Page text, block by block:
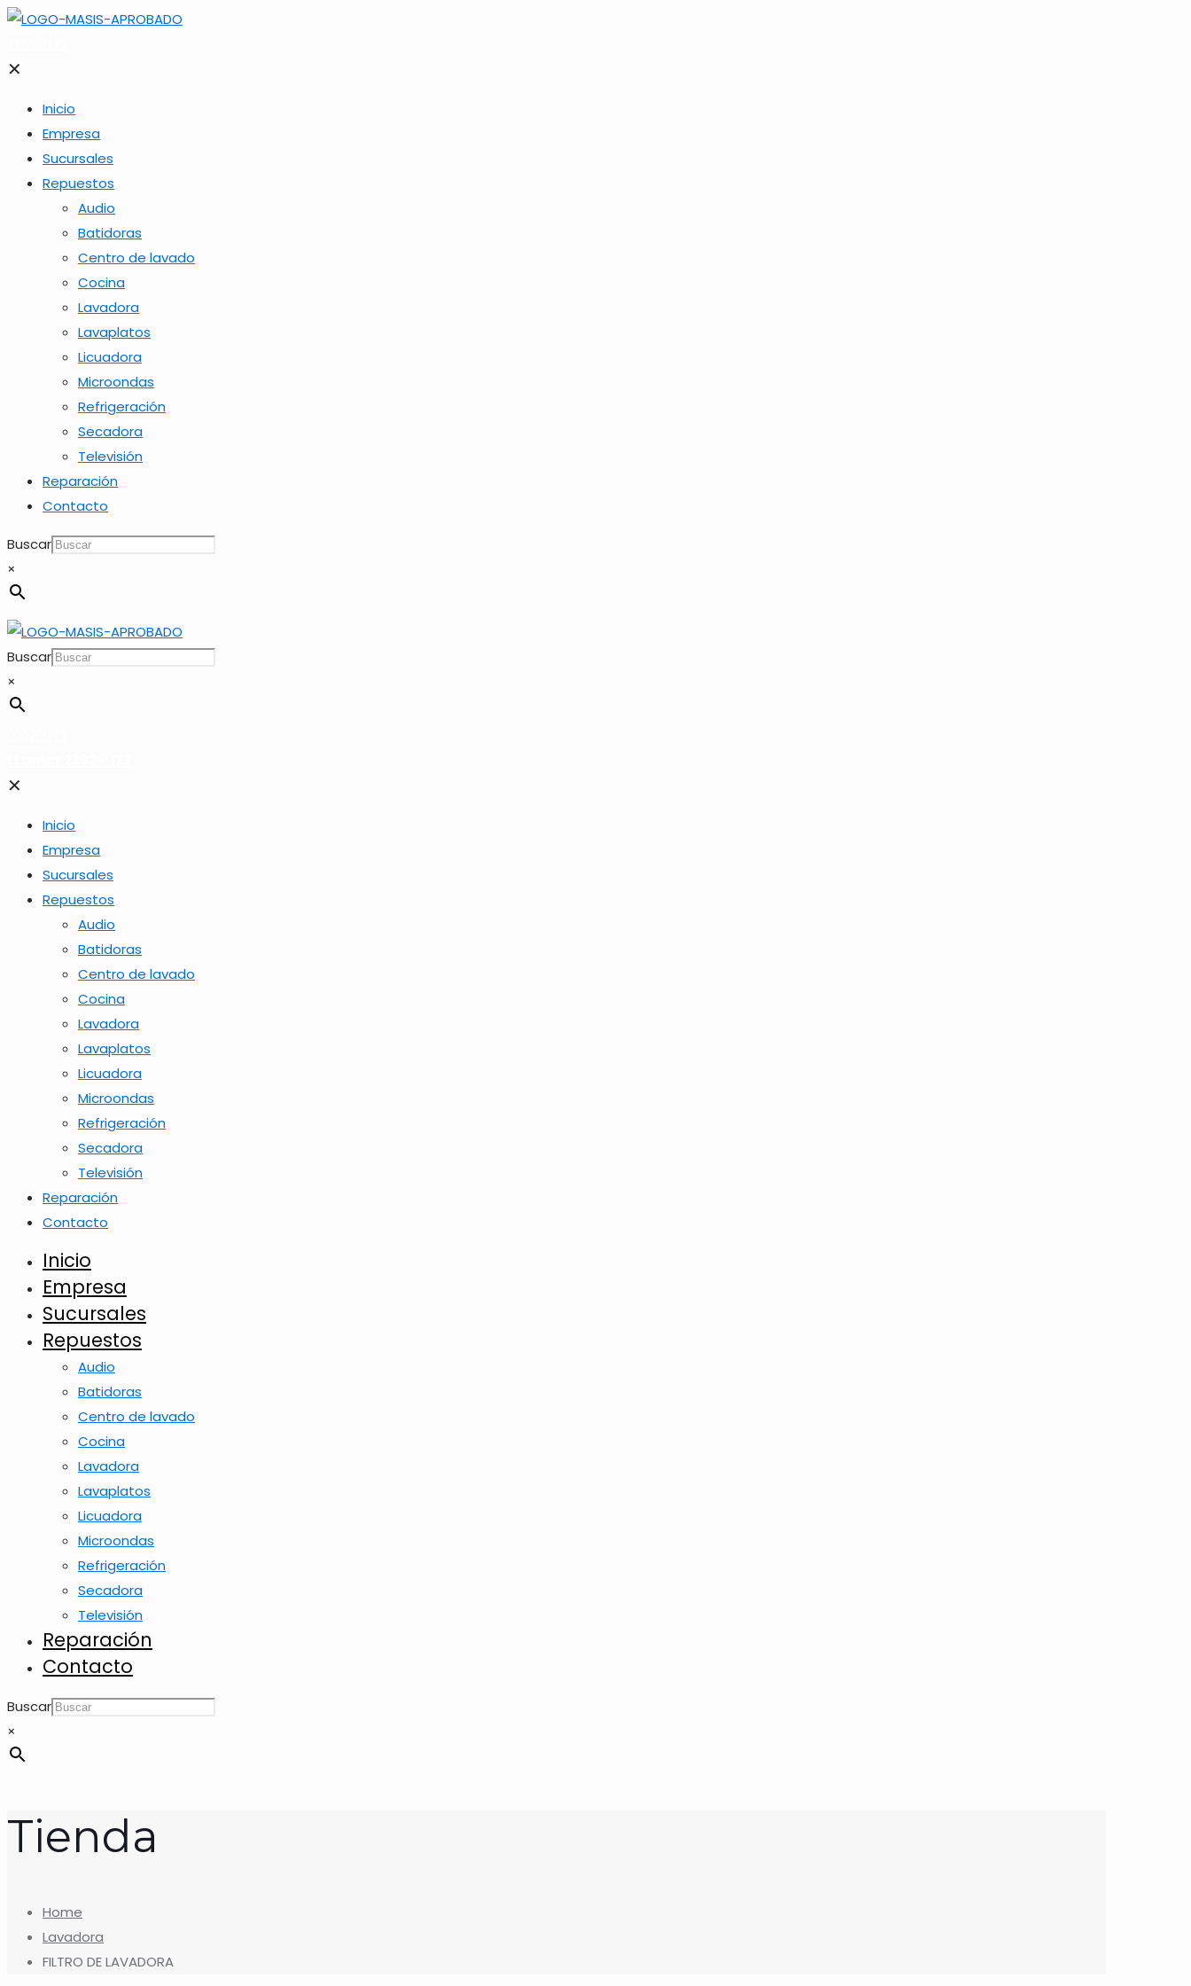
✕
Inicio
Empresa
Sucursales
Repuestos
Audio
Batidoras
Centro de lavado
Cocina
Lavadora
Lavaplatos
Licuadora
Microondas
Refrigeración
Secadora
Televisión
Reparación
Contacto
Buscar
×
Buscar
×
✕
Inicio
Empresa
Sucursales
Repuestos
Audio
Batidoras
Centro de lavado
Cocina
Lavadora
Lavaplatos
Licuadora
Microondas
Refrigeración
Secadora
Televisión
Reparación
Contacto
Inicio
Empresa
Sucursales
Repuestos
Audio
Batidoras
Centro de lavado
Cocina
Lavadora
Lavaplatos
Licuadora
Microondas
Refrigeración
Secadora
Televisión
Reparación
Contacto
Buscar
×
Tienda
Home
Lavadora
FILTRO DE LAVADORA